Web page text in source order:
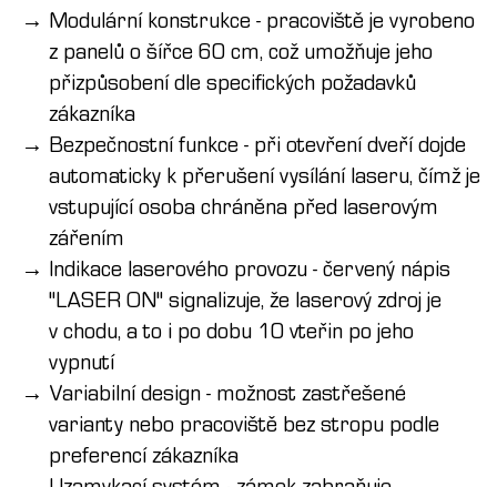
Modulární konstrukce - pracoviště je vyrobeno
z panelů o šířce 60 cm, což umožňuje jeho
přizpůsobení dle specifických požadavků
zákazníka
Bezpečnostní funkce - při otevření dveří dojde
automaticky k přerušení vysílání laseru, čímž je
vstupující osoba chráněna před laserovým
zářením
Indikace laserového provozu - červený nápis
"LASER ON" signalizuje, že laserový zdroj je
v chodu, a to i po dobu 10 vteřin po jeho
vypnutí
Variabilní design - možnost zastřešené
varianty nebo pracoviště bez stropu podle
preferencí zákazníka